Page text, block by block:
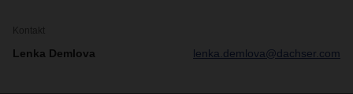
Kontakt
Lenka Demlova lenka.demlova@dachser.com